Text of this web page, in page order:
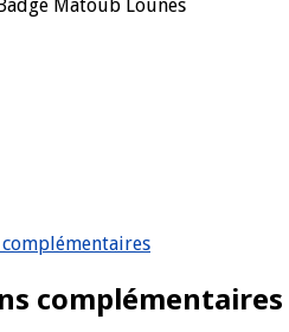
Matoub Lounes
complémentaires